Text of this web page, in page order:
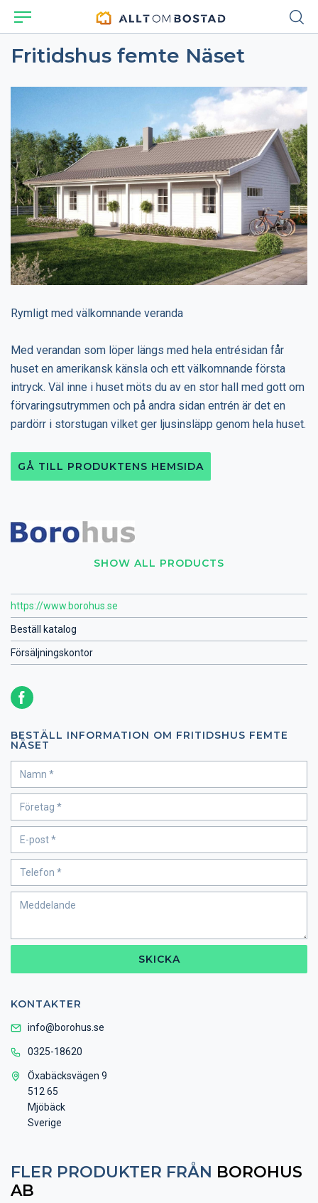
Fritidshus femte Näset
SHOW ALL PRODUCTS
https://www.borohus.se
Beställ katalog
Försäljningskontor
BESTÄLL INFORMATION OM FRITIDSHUS FEMTE
NÄSET
SKICKA
KONTAKTER
info@borohus.se
0325-18620
Öxabäcksvägen 9
512 65
Mjöbäck
Sverige
Rymligt med välkomnande veranda
Med verandan som löper längs med hela entrésidan får
huset en amerikansk känsla och ett välkomnande första
intryck. Väl inne i huset möts du av en stor hall med gott om
förvaringsutrymmen och på andra sidan entrén är det en
pardörr i storstugan vilket ger ljusinsläpp genom hela huset.
GÅ TILL PRODUKTENS HEMSIDA
FLER PRODUKTER FRÅN BOROHUS
AB